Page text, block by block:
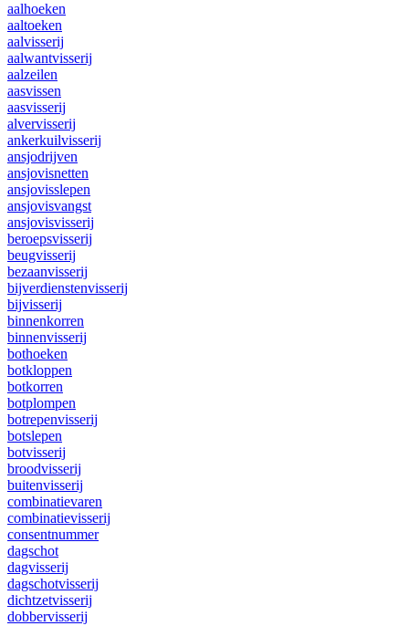
aalhoeken
aaltoeken
aalvisserij
aalwantvisserij
aalzeilen
aasvissen
aasvisserij
alvervisserij
ankerkuilvisserij
ansjodrijven
ansjovisnetten
ansjovisslepen
ansjovisvangst
ansjovisvisserij
beroepsvisserij
beugvisserij
bezaanvisserij
bijverdienstenvisserij
bijvisserij
binnenkorren
binnenvisserij
bothoeken
botkloppen
botkorren
botplompen
botrepenvisserij
botslepen
botvisserij
broodvisserij
buitenvisserij
combinatievaren
combinatievisserij
consentnummer
dagschot
dagvisserij
dagschotvisserij
dichtzetvisserij
dobbervisserij